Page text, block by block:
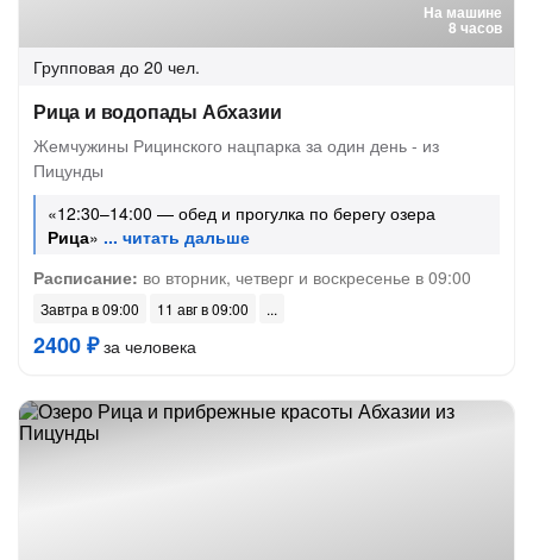
На машине
8 часов
Групповая до 20 чел.
Рица и водопады Абхазии
Жемчужины Рицинского нацпарка за один день - из
Пицунды
«12:30–14:00 — обед и прогулка по берегу озера
Рица»
Расписание: во вторник, четверг и воскресенье в 09:00
Завтра в 09:00 11 авг в 09:00
2400 ₽за человека